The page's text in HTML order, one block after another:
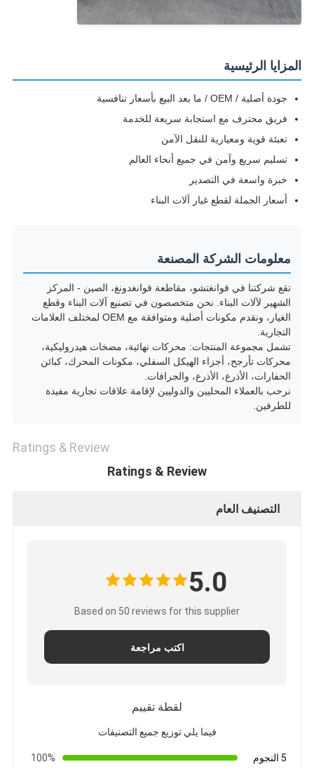
المزايا الرئيسية
جودة أصلية / OEM / ما بعد البيع بأسعار تنافسية
فريق محترف مع استجابة سريعة للخدمة
تعبئة قوية ومعيارية للنقل الآمن
تسليم سريع وآمن في جميع أنحاء العالم
خبرة واسعة في التصدير
أسعار الجملة لقطع غيار آلات البناء
معلومات الشركة المصنعة
تقع شركتنا في قوانغتشو، مقاطعة قوانغدونغ، الصين - المركز
الشهير لآلات البناء. نحن متخصصون في تصنيع آلات البناء وقطع
الغيار، ونقدم مكونات أصلية ومتوافقة مع OEM لمختلف العلامات
التجارية.
تشمل مجموعة المنتجات: محركات نهائية، مضخات هيدروليكية،
محركات تأرجح، أجزاء الهيكل السفلي، مكونات المحرك، كبائن
الحفارات، الأذرع، الأذرع، والجرافات.
نرحب بالعملاء المحليين والدوليين لإقامة علاقات تجارية مفيدة
للطرفين.
Ratings & Review
Ratings & Review
التصنيف العام
5.0
Based on 50 reviews for this supplier
اكتب مراجعة
لقطة تقييم
فيما يلي توزيع جميع التصنيفات
5 النجوم
100%